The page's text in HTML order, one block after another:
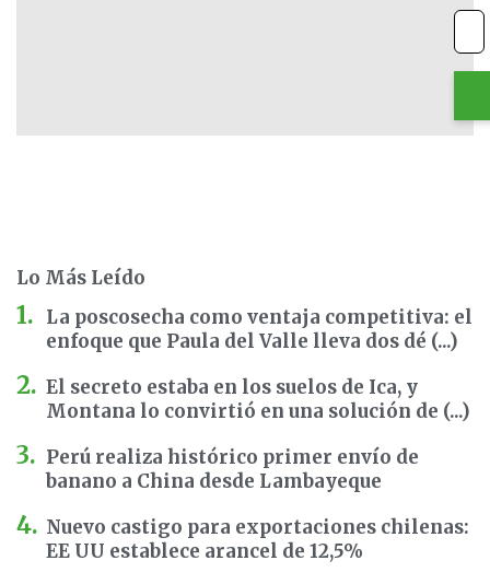
Lo Más Leído
La poscosecha como ventaja competitiva: el
enfoque que Paula del Valle lleva dos dé (...)
El secreto estaba en los suelos de Ica, y
Montana lo convirtió en una solución de (...)
Perú realiza histórico primer envío de
banano a China desde Lambayeque
Nuevo castigo para exportaciones chilenas:
EE UU establece arancel de 12,5%